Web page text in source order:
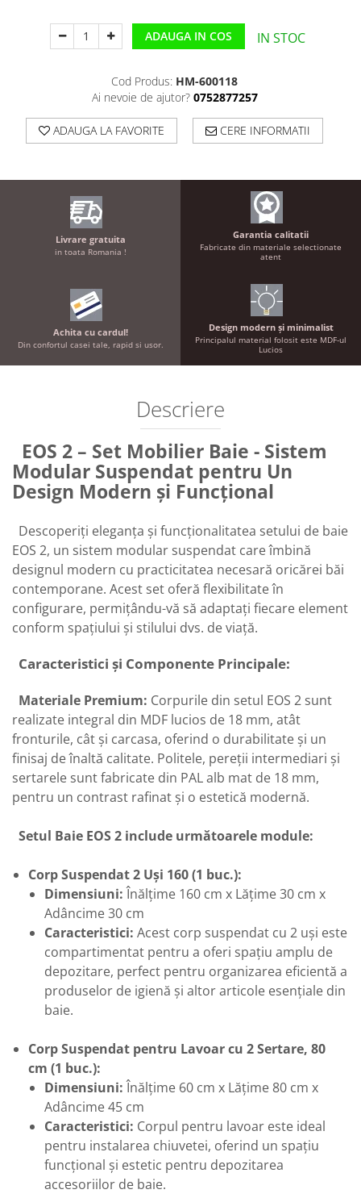
ADAUGA IN COS IN STOC
Cod Produs: HM-600118
Ai nevoie de ajutor? 0752877257
ADAUGA LA FAVORITE CERE INFORMATII
Livrare gratuita
in toata Romania !
Garantia calitatii
Fabricate din materiale selectionate
atent
Achita cu cardul!
Din confortul casei tale, rapid si usor.
Design modern și minimalist
Principalul material folosit este MDF-ul
Lucios
Descriere
EOS 2 – Set Mobilier Baie - Sistem
Modular Suspendat pentru Un
Design Modern și Funcțional
Descoperiți eleganța și funcționalitatea setului de baie
EOS 2, un sistem modular suspendat care îmbină
designul modern cu practicitatea necesară oricărei băi
contemporane. Acest set oferă flexibilitate în
configurare, permițându-vă să adaptați fiecare element
conform spațiului și stilului dvs. de viață.
Caracteristici și Componente Principale:
Materiale Premium: Corpurile din setul EOS 2 sunt
realizate integral din MDF lucios de 18 mm, atât
fronturile, cât și carcasa, oferind o durabilitate și un
finisaj de înaltă calitate. Politele, pereții intermediari și
sertarele sunt fabricate din PAL alb mat de 18 mm,
pentru un contrast rafinat și o estetică modernă.
Setul Baie EOS 2 include următoarele module:
Corp Suspendat 2 Uși 160 (1 buc.):
Dimensiuni:Înălțime 160 cm x Lățime 30 cm x
Adâncime 30 cm
Caracteristici: Acest corp suspendat cu 2 uși este
compartimentat pentru a oferi spațiu amplu de
depozitare, perfect pentru organizarea eficientă a
produselor de igienă și altor articole esențiale din
baie.
Corp Suspendat pentru Lavoar cu 2 Sertare, 80
cm (1 buc.):
Dimensiuni:Înălțime 60 cm x Lățime 80 cm x
Adâncime 45 cm
Caracteristici: Corpul pentru lavoar este ideal
pentru instalarea chiuvetei, oferind un spațiu
funcțional și estetic pentru depozitarea
accesoriilor de baie.